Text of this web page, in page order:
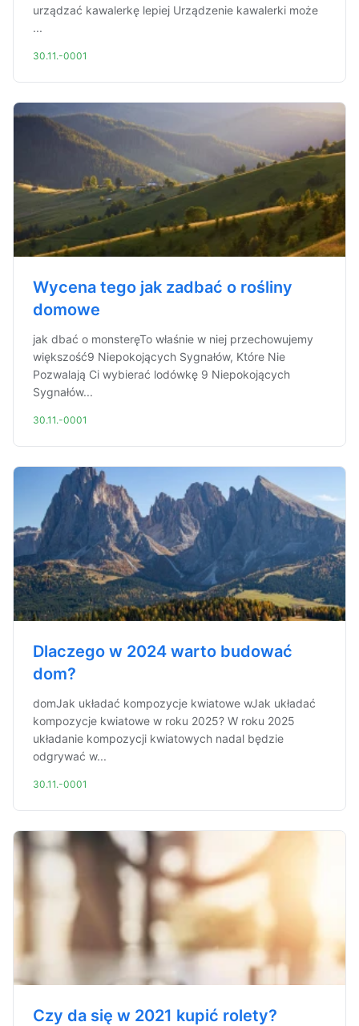
urządzać kawalerkę lepiej Urządzenie kawalerki może
...
30.11.-0001
Wycena tego jak zadbać o rośliny
domowe
jak dbać o monsteręTo właśnie w niej przechowujemy
większość9 Niepokojących Sygnałów, Które Nie
Pozwalają Ci wybierać lodówkę 9 Niepokojących
Sygnałów...
30.11.-0001
Dlaczego w 2024 warto budować
dom?
domJak układać kompozycje kwiatowe wJak układać
kompozycje kwiatowe w roku 2025? W roku 2025
układanie kompozycji kwiatowych nadal będzie
odgrywać w...
30.11.-0001
Czy da się w 2021 kupić rolety?